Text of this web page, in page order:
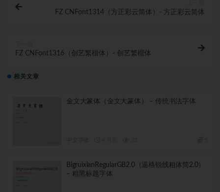
FZ CNFont1314（方正彩云简体）- 方正彩云简体
FZ CNFont1316（创艺繁楷体）- 创艺繁楷体
相关文章
金文大篆体（金文大篆体） – 传统书法字体
BigruixianRegularGB2.0（逼格锐线粗体简2.0）
– 粗黑标题字体